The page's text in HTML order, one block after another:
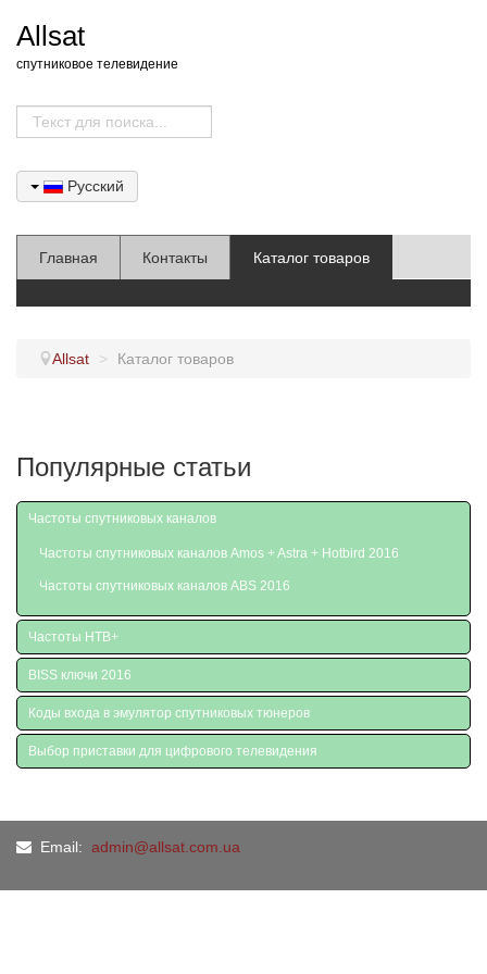
Allsat
спутниковое телевидение
Русский
Главная Контакты Каталог товаров
Allsat > Каталог товаров
Популярные статьи
Частоты спутниковых каналов
Частоты спутниковых каналов Amos + Astra + Hotbird 2016
Частоты спутниковых каналов ABS 2016
Частоты НТВ+
BISS ключи 2016
Коды входа в эмулятор спутниковых тюнеров
Выбор приставки для цифрового телевидения
Email: admin@allsat.com.ua